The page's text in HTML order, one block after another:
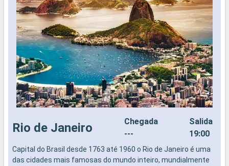
Rio de Janeiro
Chegada
---
Salida
19:00
Capital do Brasil desde 1763 até 1960 o Rio de Janeiro é uma
das cidades mais famosas do mundo inteiro, mundialmente